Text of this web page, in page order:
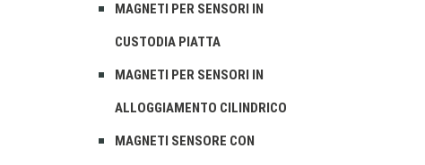
MAGNETI PER SENSORI IN
CUSTODIA PIATTA
MAGNETI PER SENSORI IN
ALLOGGIAMENTO CILINDRICO
MAGNETI SENSORE CON